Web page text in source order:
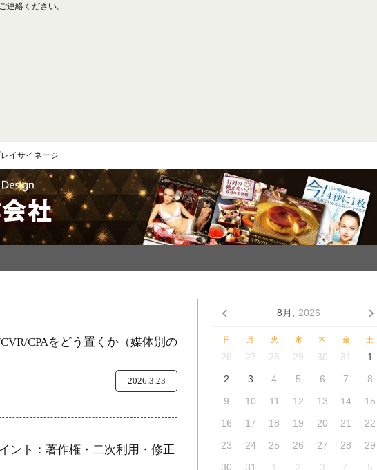
連絡ください。
レイサイネージ
CPAをどう置くか（媒体別の
2026.3.23
ント：著作権・二次利用・修正
8月, 2026
日 月 火 水 木 金 土
26 27 28 29 30 31
1
2
3 4 5 6 7
8
9
10 11 12 13 14
15
16
17 18 19 20 21
22
23
24 25 26 27 28
29
30
31 1 2 3 4 5